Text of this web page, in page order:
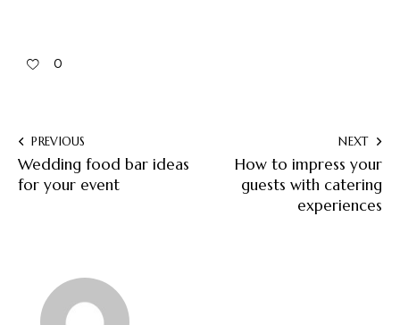
0
PREVIOUS
Wedding food bar ideas
for your event
NEXT
How to impress your
guests with catering
experiences